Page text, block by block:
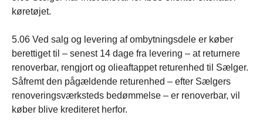
køretøjet.
5.06 Ved salg og levering af ombytningsdele er køber
berettiget til – senest 14 dage fra levering – at returnere
renoverbar, rengjort og olieaftappet returenhed til Sælger.
Såfremt den pågældende returenhed – efter Sælgers
renoveringsværksteds bedømmelse – er renoverbar, vil
køber blive krediteret herfor.